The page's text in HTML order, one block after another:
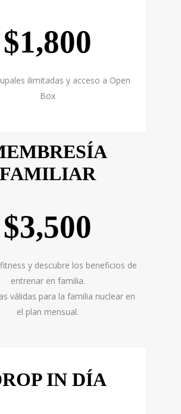
$1,800
ilimitadas y acceso a Open
Box
FAMILIAR
$3,500
y descubre los beneficios de
entrenar en familia.
válidas para la familia nuclear en
el plan mensual.
IN DÍA